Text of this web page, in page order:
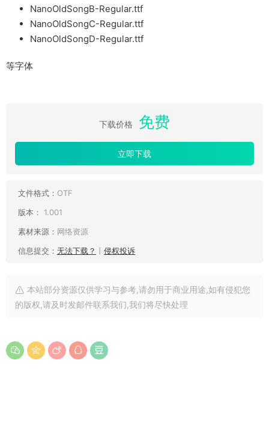
NanoOldSongB-Regular.ttf
NanoOldSongC-Regular.ttf
NanoOldSongD-Regular.ttf
等字体
下载价格 免费
立即下载
文件格式： OTF
版本：
1.001
素材来源： 网络资源
信息提交： 无法下载？ 侵权投诉
本站部分资源仅供学习与参考,请勿用于商业用途,如有侵犯您
的版权,请及时发邮件联系我们,我们将尽快处理